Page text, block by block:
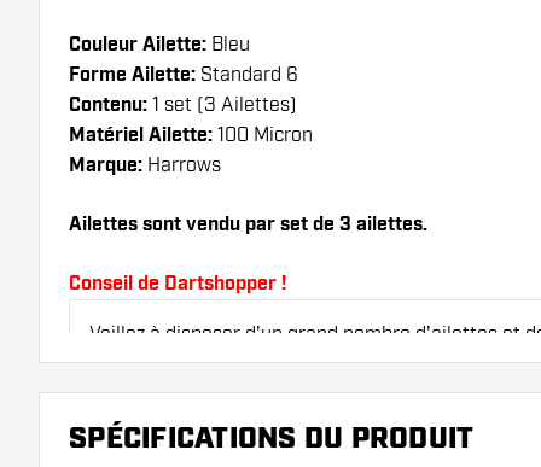
Couleur Ailette: Bleu
Forme Ailette: Standard 6
Contenu: 1 set (3 Ailettes)
Matériel Ailette: 100 Micron
Marque: Harrows
Ailettes sont vendu par set de 3 ailettes.
Conseil de Dartshopper !
Veillez à disposer d'un grand nombre d'ailettes et
endommagés ou cassés à l'usage.
Essayez une forme, un matériau ou une épaisseur
SPÉCIFICATIONS DU PRODUIT